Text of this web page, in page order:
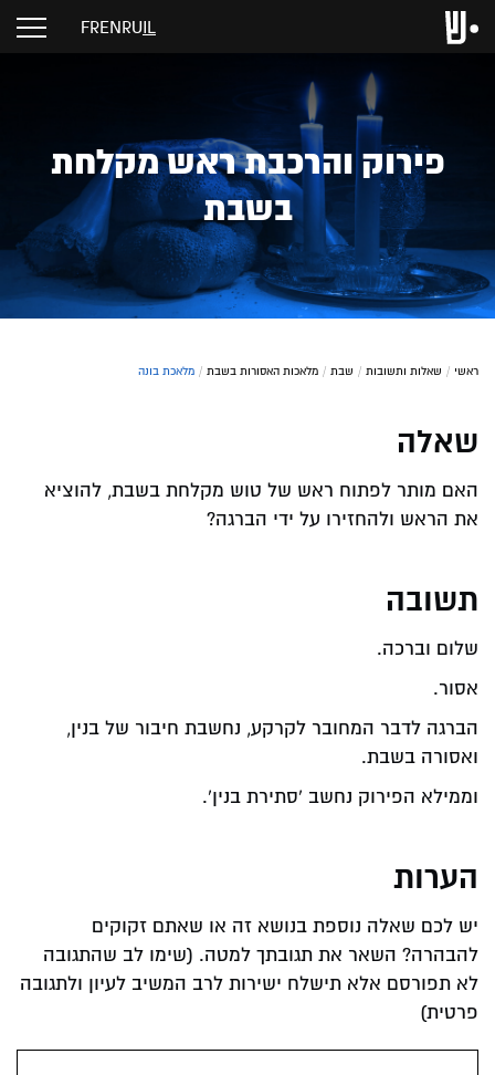
IL
RU
EN
FR
פירוק והרכבת ראש מקלחת
בשבת
ראשי / שאלות ותשובות / שבת / מלאכות האסורות בשבת / מלאכת בונה
שאלה
האם מותר לפתוח ראש של טוש מקלחת בשבת, להוציא
את הראש ולהחזירו על ידי הברגה?
תשובה
שלום וברכה.
אסור.
הברגה לדבר המחובר לקרקע, נחשבת חיבור של בנין,
ואסורה בשבת.
וממילא הפירוק נחשב 'סתירת בנין'.
הערות
יש לכם שאלה נוספת בנושא זה או שאתם זקוקים
להבהרה? השאר את תגובתך למטה. (שימו לב שהתגובה
לא תפורסם אלא תישלח ישירות לרב המשיב לעיון ולתגובה
פרטית)